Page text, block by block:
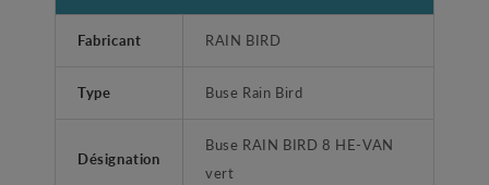
Fabricant RAIN BIRD
Type Buse Rain Bird
Désignation
Buse RAIN BIRD 8 HE-VAN
vert